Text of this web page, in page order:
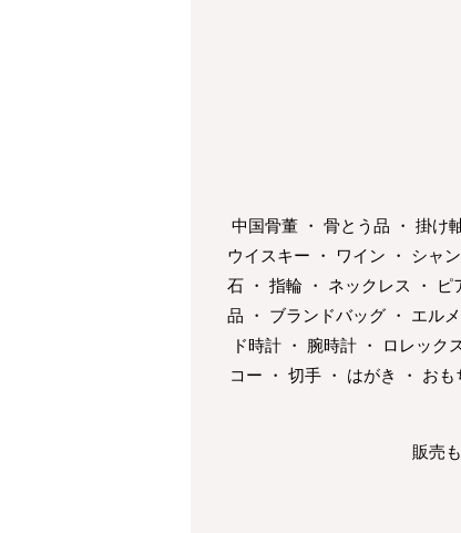
中国骨董 ・ 骨とう品 ・ 掛け
ウイスキー ・ ワイン ・ シャ
石 ・ 指輪 ・ ネックレス ・ ピ
品 ・ ブランドバッグ ・ エル
ド時計 ・ 腕時計 ・ ロレック
コー ・ 切手 ・ はがき ・ お
販売